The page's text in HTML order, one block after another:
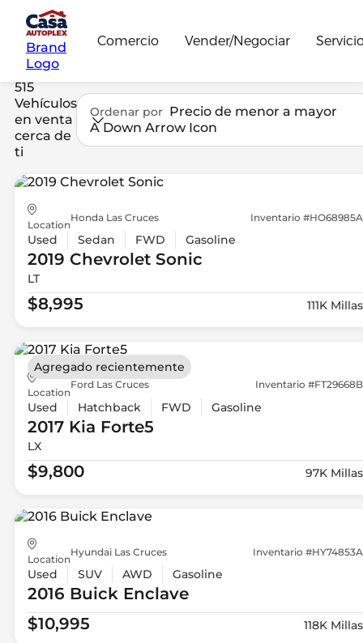
Brand
Logo
Comercio Vender/Negociar
515
Vehículos
en venta
cerca de
ti
Ordenar por Precio de menor a mayor
A Down Arrow Icon
Location
Honda Las Cruces Inventario #HO68985A
Used Sedan FWD Gasoline
2019 ChevroletSonic
LT
$8,995 111K Millas
Location
Ford Las Cruces Inventario #FT29668B
Used Hatchback FWD Gasoline
2017 Kia Forte5
LX
$9,800 97K Millas
Agregado recientemente
Location
Hyundai Las Cruces Inventario #HY74853A
Used SUV AWD Gasoline
2016 BuickEnclave
$10,995
118K Millas